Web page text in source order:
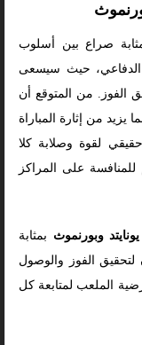
صراع بين أسلوب
الدفاعي، حيث سيسعى
الفوز. من المتوقع أن
يزيد من إثارة المباراة
لقوة وصلابة كلا
على المراكز
وبورنموث بمثابة
الفوز والوصول
الملعب لمتابعة كل